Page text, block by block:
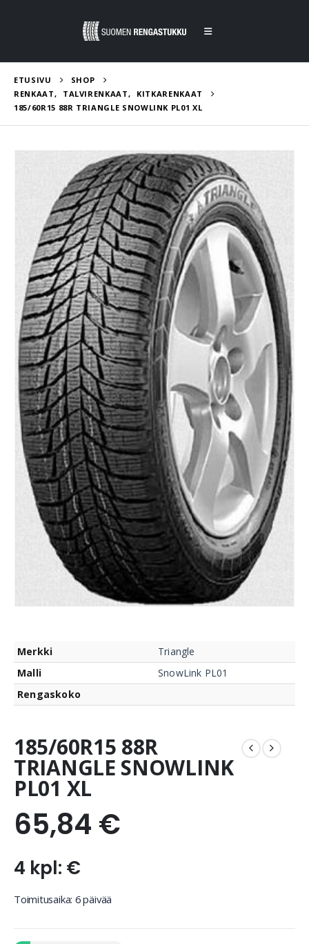
ETUSIVU
SHOP
RENKAAT, TALVIRENKAAT,
KITKARENKAAT
185/60R15 88R TRIANGLE SNOWLINK PL01 XL
Merkki
Triangle
Malli
SnowLink PL01
Rengaskoko
185/60R15 88R
TRIANGLE SNOWLINK
PL01 XL
65,84 €
4 kpl: €
Toimitusaika: 6 päivää